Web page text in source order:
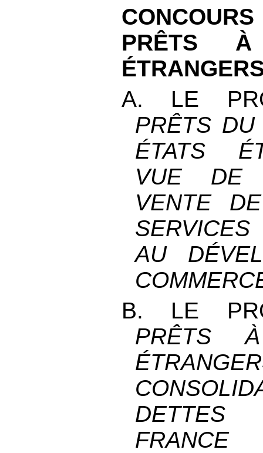
PRÊTS
A. LE
PRÊTS
ÉTATS
VUE DE
VENTE
AU
B. LE
PRÊTS
FRANCE